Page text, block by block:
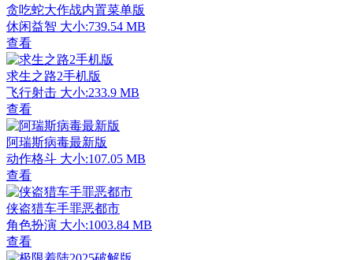
贪吃蛇大作战内置菜单版
休闲益智 大小:739.54 MB
查看
求生之路2手机版
飞行射击 大小:233.9 MB
查看
阿瑞斯病毒最新版
动作格斗 大小:107.05 MB
查看
侠盗猎车手罪恶都市
角色扮演 大小:1003.84 MB
查看